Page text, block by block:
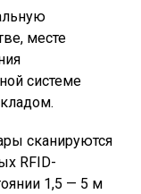
месте
системе
сканируются
RFID-
1,5 — 5 м